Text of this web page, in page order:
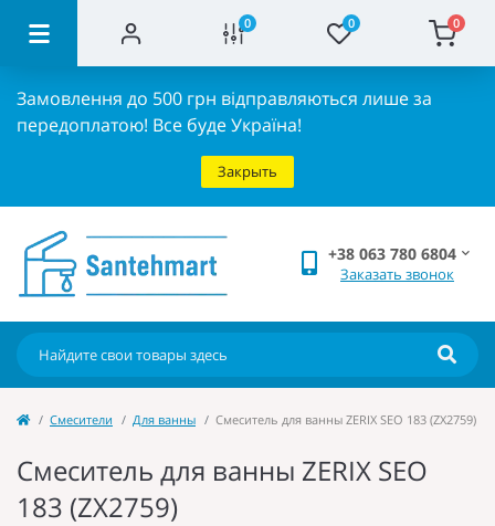
0 0 0
Замовлення до 500 грн відправляються лише за
передоплатою! Все буде Україна!
Закрыть
+38 063 780 6804
Заказать звонок
Cмесители Для ванны Смеситель для ванны ZERIX SEO 183 (ZX2759)
Смеситель для ванны ZERIX SEO
183 (ZX2759)